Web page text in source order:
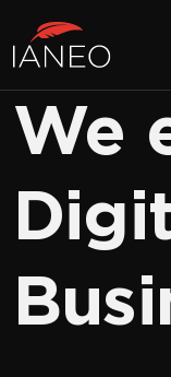
We